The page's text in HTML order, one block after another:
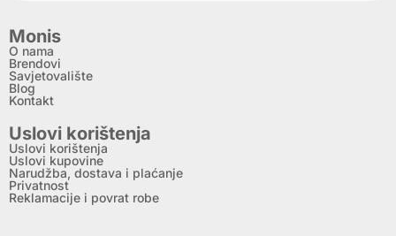
Monis
O nama
Brendovi
Savjetovalište
Blog
Kontakt
Uslovi korištenja
Uslovi korištenja
Uslovi kupovine
Narudžba, dostava i plaćanje
Privatnost
Reklamacije i povrat robe